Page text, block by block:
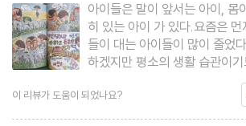
아이들은 말이 앞서는 아이, 몸
히 있는 아이 가 있다.요즘은
들이 대는 아이들이 많이 줄었
하겠지만 평소의 생활 습관이
서 어떻게 생활하는지에 따라
하다.서로에게 어떤 결과가 주
하지만 거듭 서로 겨루어도 주
이 리뷰가 도움이 되었나요?